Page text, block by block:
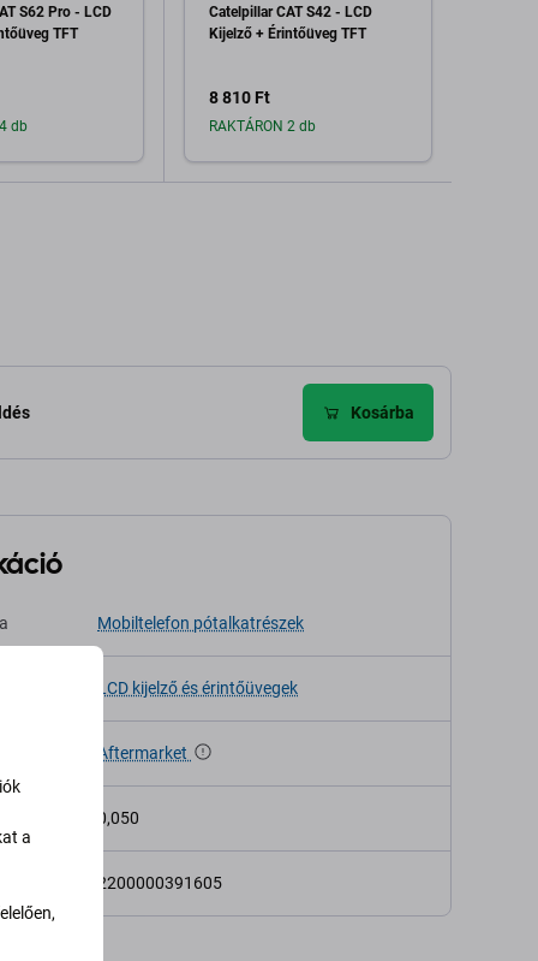
S62 Pro - LCD
TFT
db
Catelpillar CAT S42 - LCD
Kijelző + Érintőüveg TFT
8 810 Ft
RAKTÁRON 2 db
Kosárba
Mobiltelefon pótalkatrészek
LCD kijelző és érintőüvegek
Aftermarket
0,050
2200000391605
a